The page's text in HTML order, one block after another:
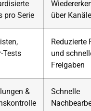
pro Serie
über Kanäle
Tests
Reduzierte
und
Freigaben
&
Schnelle